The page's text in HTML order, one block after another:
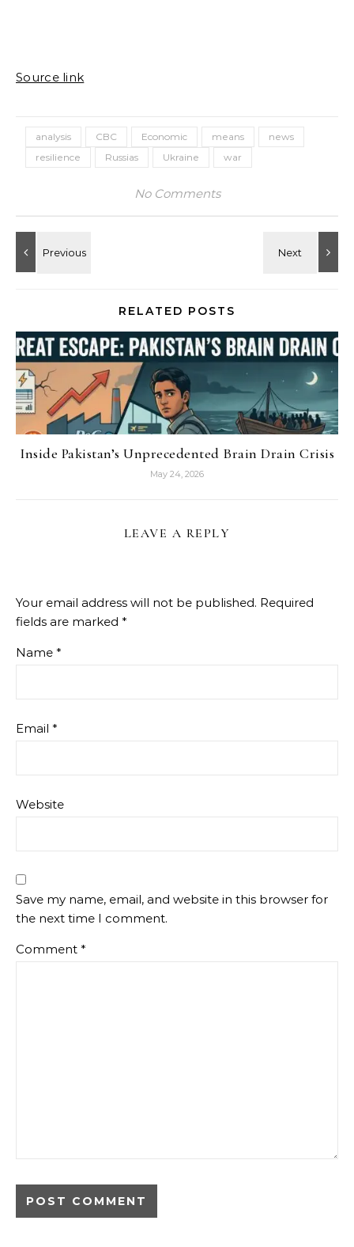
Source link
analysis CBC Economic means
news
resilience
Russias Ukraine war
No Comments
RELATED POSTS
Inside Pakistan’s Unprecedented Brain Drain Crisis
May 24, 2026
LEAVE A REPLY
Your email address will not be published. Required
fields are marked *
Name *
Email *
Website
Save my name, email, and website in this browser for
the next time I comment.
Comment *